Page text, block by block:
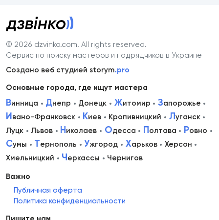
© 2026 dzvinko.com. All rights reserved.
Сервис по поиску мастеров и подрядчиков в Украине
Создано веб студией storym.pro
Основные города, где ищут мастера
Винница Днепр Донецк Житомир Запорожье
Ивано-Франковск Киев Кропивницкий Луганск
Луцк
Львов Николаев Одесса Полтава Ровно
Сумы Тернополь Ужгород Харьков
Херсон
Хмельницкий
Черкассы Чернигов
Важно
Публичная оферта
Политика конфиденциальности